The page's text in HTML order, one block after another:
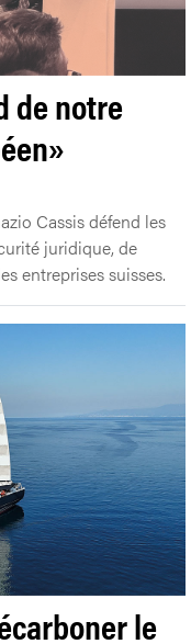
de notre
Cassis défend les
juridique, de
entreprises suisses.
le